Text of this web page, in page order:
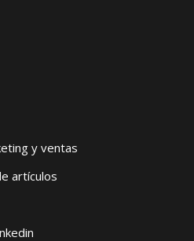
y ventas
artículos